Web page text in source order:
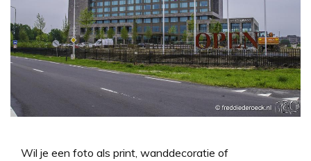
Wil je een foto als print, wanddecoratie of